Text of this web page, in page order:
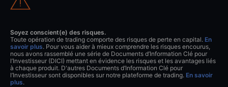
Soyez conscient(e) des risques.
Toute opération de trading comporte des risques de perte en capital. En
savoir plus. Pour vous aider à mieux comprendre les risques encourus,
nous avons rassemblé une série de Documents d’Information Clé pour
l’Investisseur (DICI) mettant en évidence les risques et les avantages liés
à chaque produit. D'autres Documents d’Information Clé pour
l’Investisseur sont disponibles sur notre plateforme de trading. En savoir
plus.